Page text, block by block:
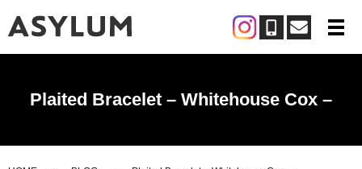
メ
Plaited Bracelet – Whitehouse Cox –